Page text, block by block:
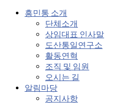
흥민통 소개
단체소개
상임대표 인사말
도산통일연구소
활동연혁
조직 및 임원
오시는 길
알림마당
공지사항